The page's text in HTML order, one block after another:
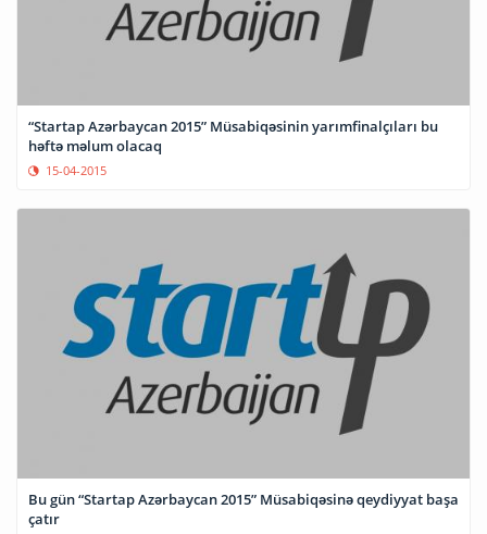
“Startap Azərbaycan 2015” Müsabiqəsinin yarımfinalçıları bu
həftə məlum olacaq
15-04-2015
Bu gün “Startap Azərbaycan 2015” Müsabiqəsinə qeydiyyat başa
çatır